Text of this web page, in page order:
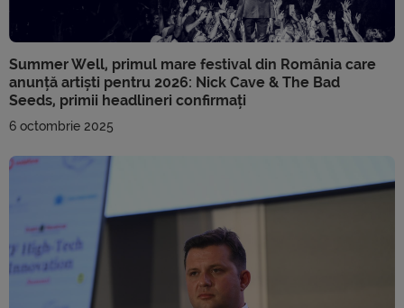
Summer Well, primul mare festival din România care
anunță artiști pentru 2026: Nick Cave & The Bad
Seeds, primii headlineri confirmați
6 octombrie 2025